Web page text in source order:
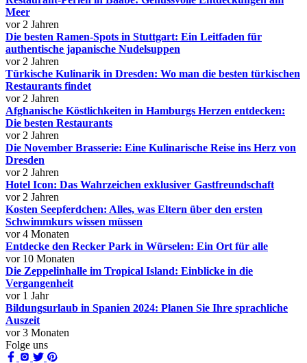
Meer
vor 2 Jahren
Die besten Ramen-Spots in Stuttgart: Ein Leitfaden für
authentische japanische Nudelsuppen
vor 2 Jahren
Türkische Kulinarik in Dresden: Wo man die besten türkischen
Restaurants findet
vor 2 Jahren
Afghanische Köstlichkeiten in Hamburgs Herzen entdecken:
Die besten Restaurants
vor 2 Jahren
Die November Brasserie: Eine Kulinarische Reise ins Herz von
Dresden
vor 2 Jahren
Hotel Icon: Das Wahrzeichen exklusiver Gastfreundschaft
vor 2 Jahren
Kosten Seepferdchen: Alles, was Eltern über den ersten
Schwimmkurs wissen müssen
vor 4 Monaten
Entdecke den Recker Park in Würselen: Ein Ort für alle
vor 10 Monaten
Die Zeppelinhalle im Tropical Island: Einblicke in die
Vergangenheit
vor 1 Jahr
Bildungsurlaub in Spanien 2024: Planen Sie Ihre sprachliche
Auszeit
vor 3 Monaten
Folge uns